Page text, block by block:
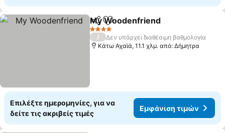
Κοινοποίηση
Προσθήκη στα αγαπημένα
My Woodenfriend
4 Αστέρια
/
Δεν υπάρχει διαθέσιμη βαθμολογία
Κάτω Αχαϊά, 11.1 χλμ. από: Δήμητρα
Επιλέξτε ημερομηνίες, για να
δείτε τις ακριβείς τιμές
Εμφάνιση τιμών